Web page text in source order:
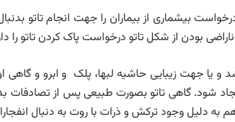
بیشماری از بیماران را جهت انجام تاتو
بودن از شکل تاتو درخواست پاک کردن تاتو را
و یا جهت زیبایی حاشیه لبها، پلک و ابرو و
شود. گاهی تاتو بصورت طبیعی پس از تصادفات
دلیل وجود ترکش و ذرات با روت به دنبال